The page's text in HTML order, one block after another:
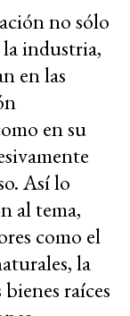
no sólo
industria,
en las
en su
Así lo
al tema,
como el
la
raíces